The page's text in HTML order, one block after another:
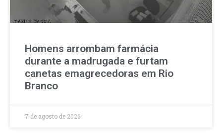
Homens arrombam farmácia
durante a madrugada e furtam
canetas emagrecedoras em Rio
Branco
7 de agosto de 2026